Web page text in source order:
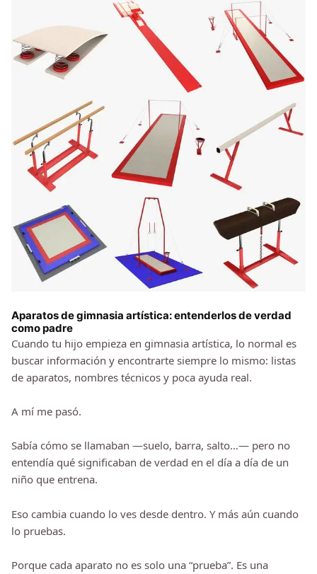
Aparatos de gimnasia artística: entenderlos de verdad
como padre
Cuando tu hijo empieza en gimnasia artística, lo normal es
buscar información y encontrarte siempre lo mismo: listas
de aparatos, nombres técnicos y poca ayuda real.
A mí me pasó.
Sabía cómo se llamaban —suelo, barra, salto…— pero no
entendía qué significaban de verdad en el día a día de un
niño que entrena.
Eso cambia cuando lo ves desde dentro. Y más aún cuando
lo pruebas.
Porque cada aparato no es solo una “prueba”. Es una